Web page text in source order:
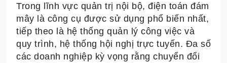
Trong lĩnh vực quản trị nội bộ, điện toán đám
mây là công cụ được sử dụng phổ biến nhất,
tiếp theo là hệ thống quản lý công việc và
quy trình, hệ thống hội nghị trực tuyến. Đa số
các doanh nghiệp kỳ vọng rằng chuyển đổi